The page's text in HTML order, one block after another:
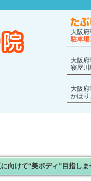
大阪
駐車場
大阪
寝屋
大阪
かほり
向けて“美ボディ”目指し